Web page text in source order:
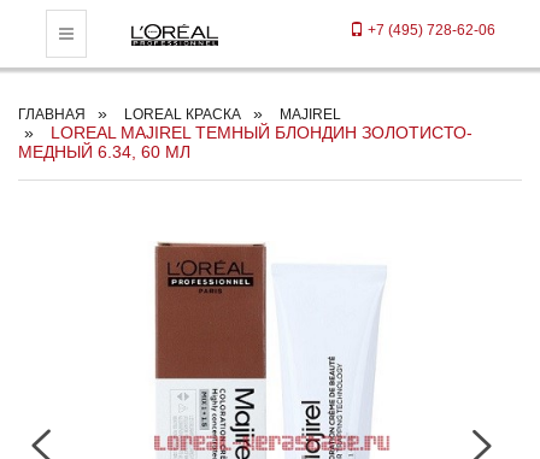
Toggle Navigation +7 (495) 728-62-06
ГЛАВНАЯ LOREAL КРАСКА MAJIREL
LOREAL MAJIREL ТЕМНЫЙ БЛОНДИН ЗОЛОТИСТО-
МЕДНЫЙ 6.34, 60 МЛ